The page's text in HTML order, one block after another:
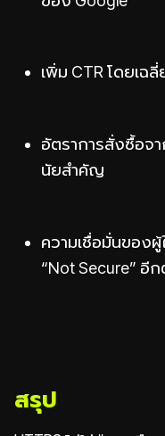
เพิ่ม CTR โดยเฉลี่
อัตราการสั่งซื้อจ
นัยสำคัญ
ความเชื่อมั่นของ
“Not Secure” อีก
สรุป